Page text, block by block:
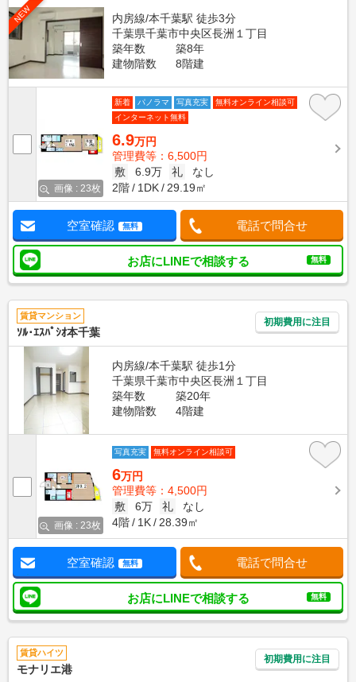
NEW
内房線/本千葉駅 徒歩3分
千葉県千葉市中央区長洲１丁目
築年数
築8年
建物階数
8階建
画像 : 23枚
新着 パノラマ 写真充実
無料オンライン相談可
インターネット無料
6.9万円
管理費等：6,500円
敷
6.9万 礼
なし
2階
1DK 29.19㎡
空室確認 無料 電話で問合せ
お店にLINEで相談する 無料
賃貸マンション
ｿﾙ･ｴｽﾊﾟｼｵ本千葉
初期費用に注目
内房線/本千葉駅 徒歩1分
千葉県千葉市中央区長洲１丁目
築年数
築20年
建物階数
4階建
画像 : 23枚
写真充実 無料オンライン相談可
6万円
管理費等：4,500円
敷
6万 礼
なし
4階
1K 28.39㎡
空室確認 無料 電話で問合せ
お店にLINEで相談する 無料
賃貸ハイツ
モナリエ港
初期費用に注目